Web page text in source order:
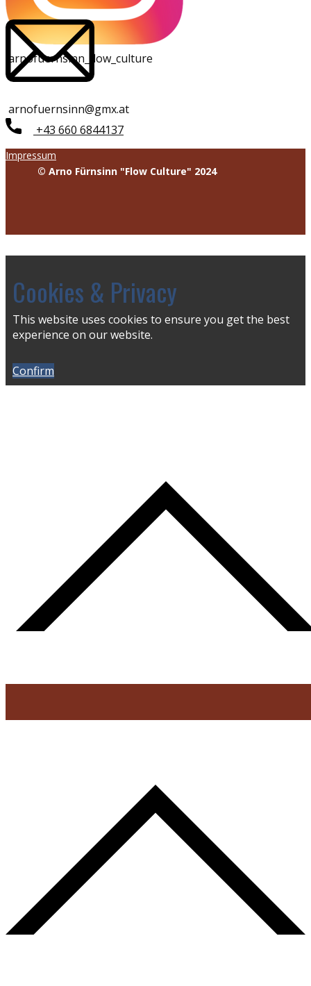
arnofuernsinn_flow_culture
arnofuernsinn@gmx.at
​​+43 660 6844137
Impressum
© Arno Fürnsinn "Flow Culture" 2024
Cookies & Privacy
This website uses cookies to ensure you get the best
experience on our website.
Confirm